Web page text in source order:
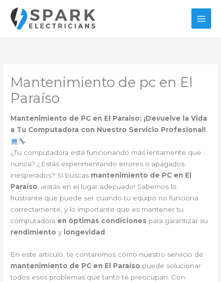
contenido
Mantenimiento de pc en El
Paraíso
Mantenimiento de PC en El Paraíso: ¡Devuelve la Vida
a Tu Computadora con Nuestro Servicio Profesional!
¿Tu computadora está funcionando más lentamente que
nunca? ¿Estás experimentando errores o apagados
inesperados? Si buscas mantenimiento de PC en El
Paraíso, ¡estás en el lugar adecuado! Sabemos lo
frustrante que puede ser cuando tu equipo no funciona
correctamente, y lo importante que es mantener tu
computadora en óptimas condiciones para garantizar su
rendimiento y longevidad .
En este artículo, te contaremos cómo nuestro servicio de
mantenimiento de PC en El Paraíso puede solucionar
todos esos problemas que tanto te preocupan. Con